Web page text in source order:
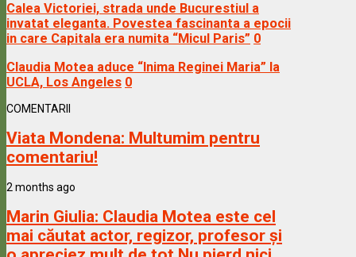
Calea Victoriei, strada unde Bucurestiul a
invatat eleganta. Povestea fascinanta a epocii
in care Capitala era numita “Micul Paris” 0
Claudia Motea aduce “Inima Reginei Maria” la
UCLA, Los Angeles 0
COMENTARII
Viata Mondena: Multumim pentru
comentariu!
2 months ago
Marin Giulia: Claudia Motea este cel
mai căutat actor, regizor, profesor și